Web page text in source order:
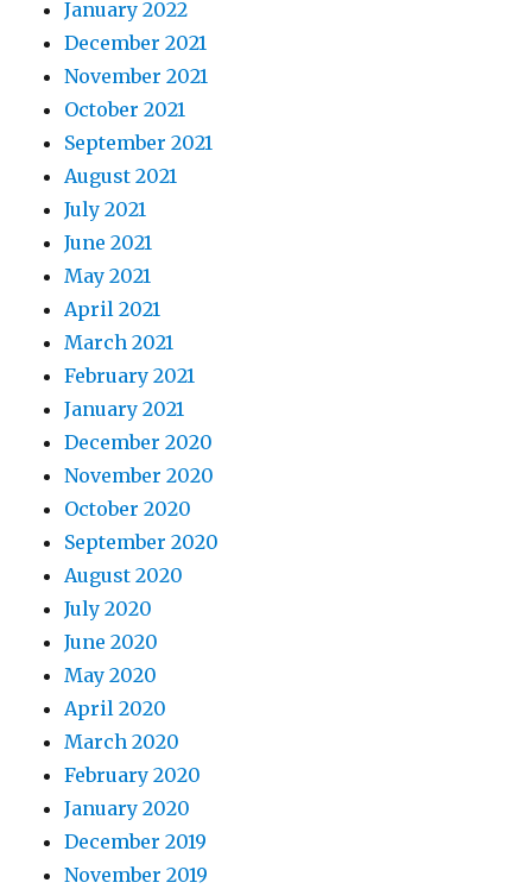
January 2022
December 2021
November 2021
October 2021
September 2021
August 2021
July 2021
June 2021
May 2021
April 2021
March 2021
February 2021
January 2021
December 2020
November 2020
October 2020
September 2020
August 2020
July 2020
June 2020
May 2020
April 2020
March 2020
February 2020
January 2020
December 2019
November 2019